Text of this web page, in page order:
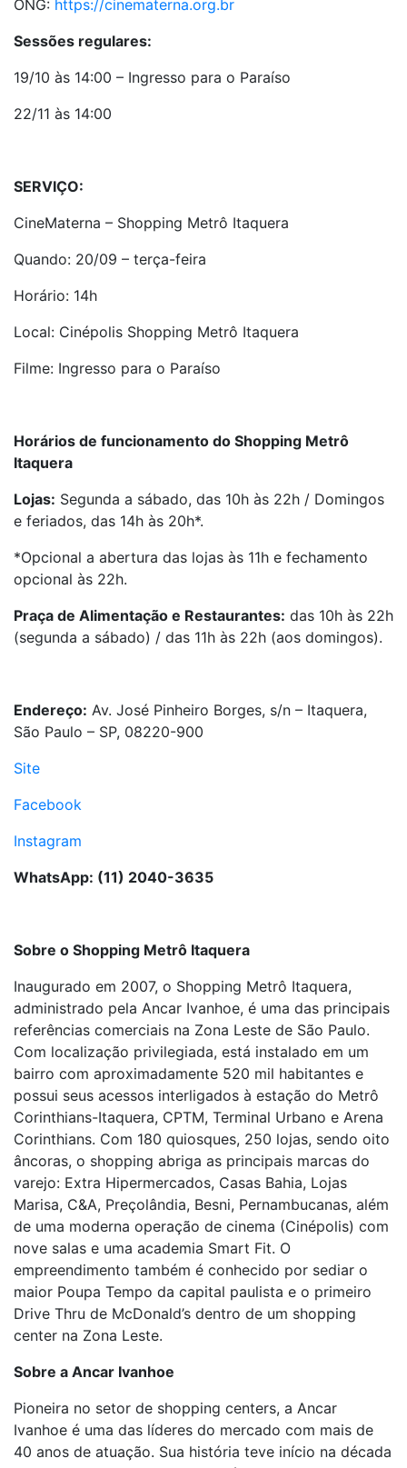
ONG: https://cinematerna.org.br
Sessões regulares:
19/10 às 14:00 – Ingresso para o Paraíso
22/11 às 14:00
SERVIÇO:
CineMaterna – Shopping Metrô Itaquera
Quando: 20/09 – terça-feira
Horário: 14h
Local: Cinépolis Shopping Metrô Itaquera
Filme: Ingresso para o Paraíso
Horários de funcionamento do Shopping Metrô
Itaquera
Lojas: Segunda a sábado, das 10h às 22h / Domingos
e feriados, das 14h às 20h*.
*Opcional a abertura das lojas às 11h e fechamento
opcional às 22h.
Praça de Alimentação e Restaurantes: das 10h às 22h
(segunda a sábado) / das 11h às 22h (aos domingos).
Endereço: Av. José Pinheiro Borges, s/n – Itaquera,
São Paulo – SP, 08220-900
Site
Facebook
Instagram
WhatsApp: (11) 2040-3635
Sobre o Shopping Metrô Itaquera
Inaugurado em 2007, o Shopping Metrô Itaquera,
administrado pela Ancar Ivanhoe, é uma das principais
referências comerciais na Zona Leste de São Paulo.
Com localização privilegiada, está instalado em um
bairro com aproximadamente 520 mil habitantes e
possui seus acessos interligados à estação do Metrô
Corinthians-Itaquera, CPTM, Terminal Urbano e Arena
Corinthians. Com 180 quiosques, 250 lojas, sendo oito
âncoras, o shopping abriga as principais marcas do
varejo: Extra Hipermercados, Casas Bahia, Lojas
Marisa, C&A, Preçolândia, Besni, Pernambucanas, além
de uma moderna operação de cinema (Cinépolis) com
nove salas e uma academia Smart Fit. O
empreendimento também é conhecido por sediar o
maior Poupa Tempo da capital paulista e o primeiro
Drive Thru de McDonald’s dentro de um shopping
center na Zona Leste.
Sobre a Ancar Ivanhoe
Pioneira no setor de shopping centers, a Ancar
Ivanhoe é uma das líderes do mercado com mais de
40 anos de atuação. Sua história teve início na década